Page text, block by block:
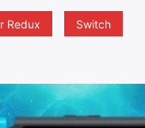
Redux Switch